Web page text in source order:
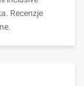
Recenzje